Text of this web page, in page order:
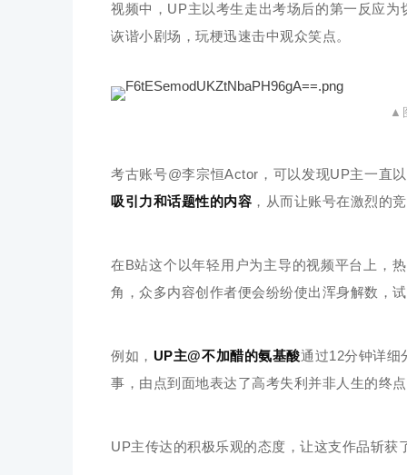
视频中，UP主以考生走出考场后的第一反应
诙谐小剧场，玩梗迅速击中观众笑点。
▲
考古账号@李宗恒Actor，可以发现UP主一直
吸引力和话题性的内容 ，从而让账号在激烈的
在B站这个以年轻用户为主导的视频平台上，
角，众多内容创作者便会纷纷使出浑身解数，
例如， UP主@不加醋的氨基酸通过12分钟详细
事，由点到面地表达了高考失利并非人生的终
UP主传达的积极乐观的态度，让这支作品斩获